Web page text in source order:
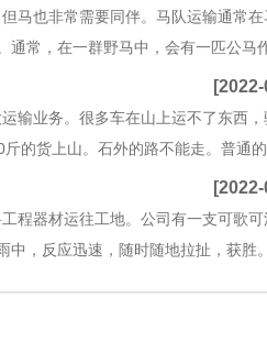
马也非常需要同伴。马队运输通常
常，在一群野马中，会有一匹公马
以争夺领导者的地位或新马挑战领导
输业务。很多车在山上运不了东西，
的货上山。石外的路不能走。普通的
.铁材.电线.设备等电力设施建设工
程器材运往工地。公司有一支可歌
，反应迅速，随时随地拉扯，获胜